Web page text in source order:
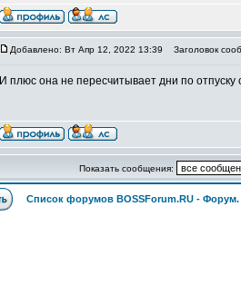
Добавлено: Вт Апр 12, 2022 13:39 Заголовок
И плюс она не пересчитывает дни по отпуску
Показать сообщения:
Список форумов BOSSForum.RU -